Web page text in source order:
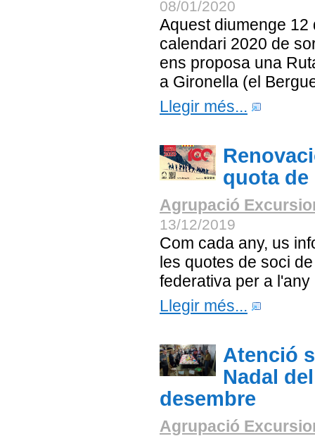
08/01/2020
Aquest diumenge 12
calendari 2020 de
ens proposa una
a Gironella (el
Llegir més...
quota de
Agrupació
13/12/2019
Com cada any, us
les quotes de soci
federativa per a l'any
Llegir més...
Atenció
Nadal
desembre
Agrupació